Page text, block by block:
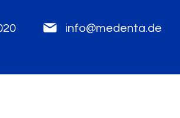
2020 info@medenta.de